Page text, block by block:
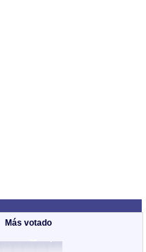
Más votado